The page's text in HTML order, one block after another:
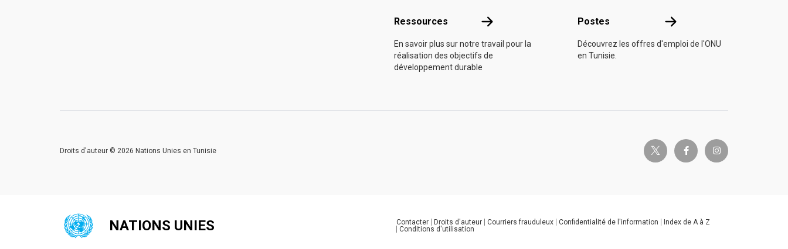
Ressources Ressources
En savoir plus sur notre travail pour la
réalisation des objectifs de
développement durable
Postes Postes
Découvrez les offres d'emploi de l'ONU
en Tunisie.
twitter-x facebook-finstagram
Droits d'auteur © 2026 Nations Unies en Tunisie
NATIONS UNIES Global U.N. menu
Contacter Droits d'auteur Courriers frauduleux Confidentialité de l'information
Index de A à Z
Conditions d'utilisation